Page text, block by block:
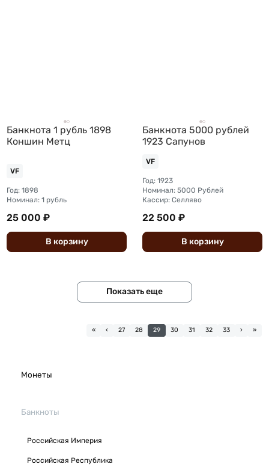
Монеты
Банкноты
Российская Империя
Российская Республика
Банкнота 1 рубль 1898
Коншин Метц
VF
Год: 1898
Номинал: 1 рубль
25 000 ₽
В корзину
Банкнота 5000 рублей
1923 Сапунов
VF
Год: 1923
Номинал: 5000 Рублей
Кассир: Селляво
22 500 ₽
В корзину
Показать еще
« ‹ 27 28 29 30 31 32 33 › »